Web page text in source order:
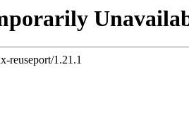
reuseport/1.21.1